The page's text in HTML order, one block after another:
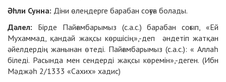
Әһли Сунна: Діни өлеңдерге барабан соғуға болады.
Дәлел: Бірде Пайғамбарымыз (с.а.с.) барабан соғып, «Ей
Мухаммад, қандай жақсы көршісің»,-деп әндетіп жатқан
әйелдердің жанынан өтеді. Пайғамбарымыз (с.а.с.): « Аллаһ
біледі. Расында мен сендерді жақсы көремін»,-деген. (Ибн
Мәджәһ 2/1333 «Сахих» хадис)